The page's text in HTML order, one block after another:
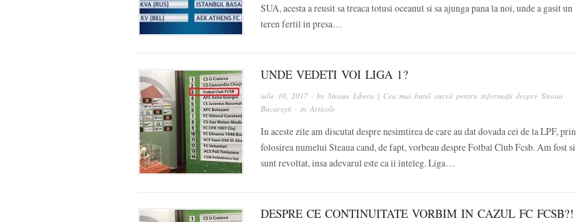
SUA, acesta a reusit sa treaca totusi oceanul si sa ajunga pana la noi, unde a gasit un
teren fertil in presa…
UNDE VEDETI VOI LIGA 1?
iulie 10, 2017 · by Steaua Libera | Cea mai bună sursă pentru informații despre Steaua
București · in Articole
In aceste zile am discutat despre nesimtirea de care au dat dovada cei de la LPF, prin
folosirea numelui Steaua cand, de fapt, vorbeau despre Fotbal Club Fcsb. Am fost si
sunt revoltat, insa adevarul este ca ii inteleg. Liga…
DESPRE CE CONTINUITATE VORBIM IN CAZUL FC FCSB?!